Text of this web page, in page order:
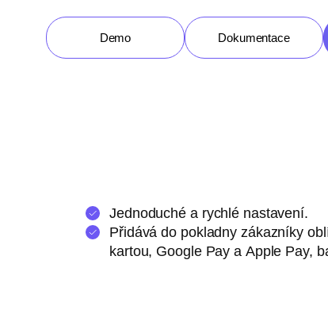
Demo Dokumentace
Jednoduché a rychlé nastavení.
Přidává do pokladny zákazníky
kartou, Google Pay a Apple Pay,